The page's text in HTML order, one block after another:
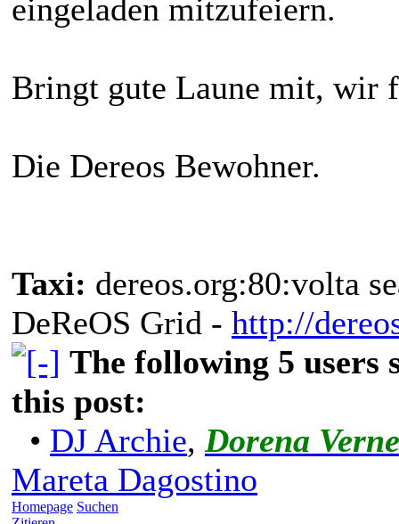
eingeladen mitzufeiern.
Bringt gute Laune mit, wir
Die Dereos Bewohner.
Taxi: dereos.org:80:volta
DeReOS Grid - http://
The following 5 users
this post:
• DJ Archie, Dorena Verne
Mareta Dagostino
Homepage Suchen